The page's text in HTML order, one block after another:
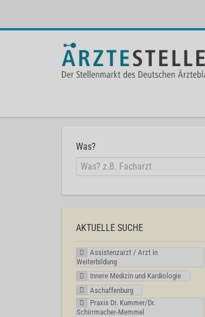
Was?
AKTUELLE SUCHE
Assistenzarzt / Arzt in
Weiterbildung
Innere Medizin und Kardiologie
Aschaffenburg
Praxis Dr. Kummer/Dr.
Schirrmacher-Memmel